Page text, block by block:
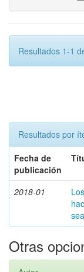
Resultados 1-1
Resultados por
Fecha de
publicación
2018-01
Otras